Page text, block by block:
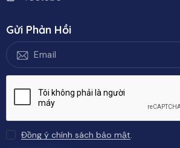
Gửi Phản Hồi
Đồng ý chính sách bảo mật.